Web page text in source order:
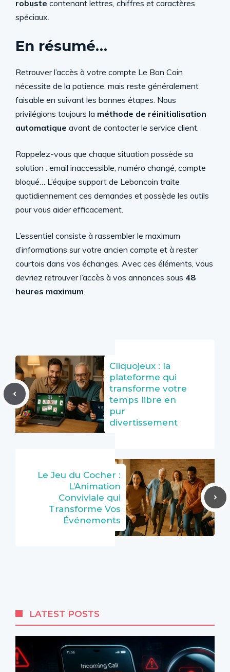
robuste contenant lettres, chiffres et caractères
spéciaux.
En résumé…
Retrouver l’accès à votre compte Le Bon Coin
nécessite de la patience, mais reste généralement
faisable en suivant les bonnes étapes. Nous
privilégions toujours la méthode de réinitialisation
automatique avant de contacter le service client.
Rappelez-vous que chaque situation possède sa
solution : email inaccessible, numéro changé, compte
bloqué… L’équipe support de Leboncoin traite
quotidiennement ces demandes et possède les outils
pour vous aider efficacement.
L’essentiel consiste à rassembler le maximum
d’informations sur votre ancien compte et à rester
courtois dans vos échanges. Avec ces éléments, vous
devriez retrouver l’accès à vos annonces sous 48
heures maximum
Cliquojeux : la
plateforme qui
transforme votre
temps libre en
pur
divertissement
Le Jeu du Cocher :
L’Animation
Conviviale qui
Transforme Vos
Événements
LATEST POSTS